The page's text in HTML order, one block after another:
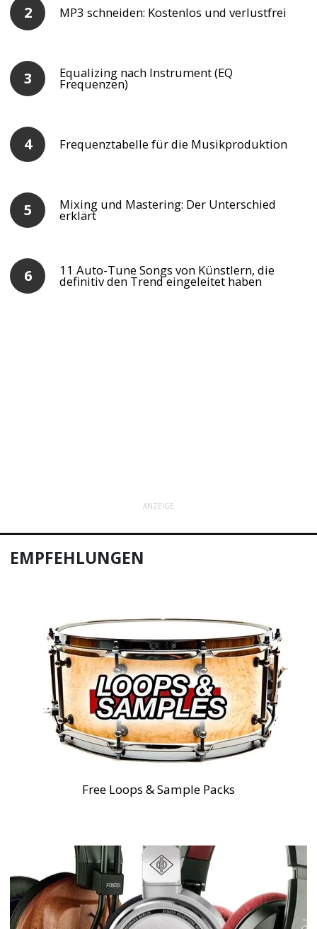
MP3 schneiden: Kostenlos und verlustfrei
Equalizing nach Instrument (EQ
Frequenzen)
Frequenztabelle für die Musikproduktion
Mixing und Mastering: Der Unterschied
erklärt
11 Auto-Tune Songs von Künstlern, die
definitiv den Trend eingeleitet haben
ANZEIGE
EMPFEHLUNGEN
Free Loops & Sample Packs